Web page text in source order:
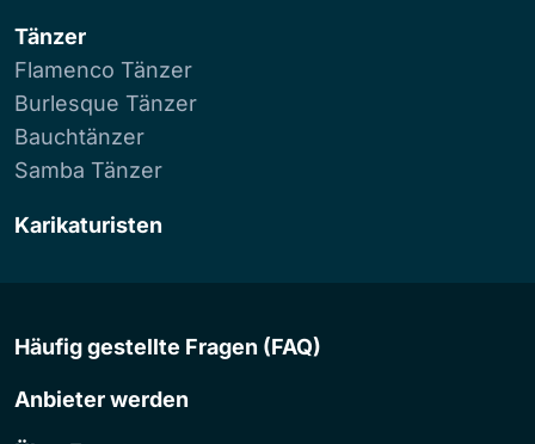
Tänzer
Flamenco Tänzer
Burlesque Tänzer
Bauchtänzer
Samba Tänzer
Karikaturisten
Häufig gestellte Fragen (FAQ)
Anbieter werden